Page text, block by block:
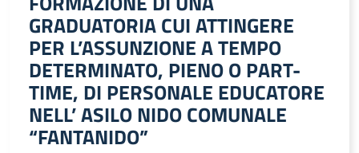
GRADUATORIA CUI ATTINGERE
PER L’ASSUNZIONE A TEMPO
DETERMINATO, PIENO O PART-
TIME, DI PERSONALE EDUCATORE
NELL’ ASILO NIDO COMUNALE
“FANTANIDO”